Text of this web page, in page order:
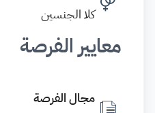
كلا الجنسين
معايير الفرصة
مجال الفرصة